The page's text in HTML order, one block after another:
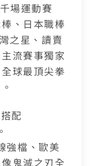
場運動賽
、日本職棒
之星、讀賣
流賽事獨家
球最頂尖拳
配
強檔、歐美
鬼滅之刃全